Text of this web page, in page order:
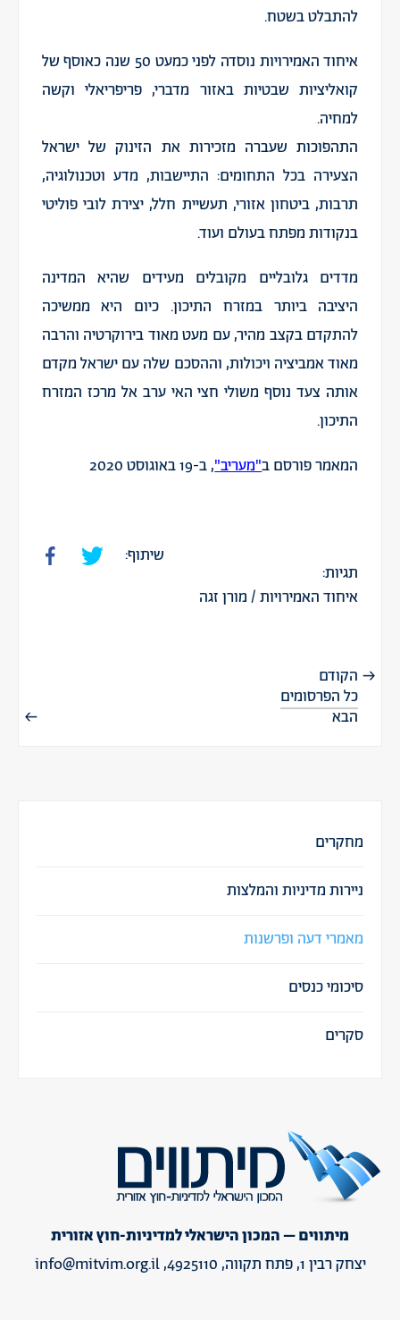
להתבלט בשטח.
איחוד האמירויות נוסדה לפני כמעט 50 שנה כאוסף של
קואליציות שבטיות באזור מדברי, פריפריאלי וקשה
למחיה.
התהפוכות שעברה מזכירות את הזינוק של ישראל
הצעירה בכל התחומים: התיישבות, מדע וטכנולוגיה,
תרבות, ביטחון אזורי, תעשיית חלל, יצירת לובי פוליטי
בנקודות מפתח בעולם ועוד.
מדדים גלובליים מקובלים מעידים שהיא המדינה
היציבה ביותר במזרח התיכון. כיום היא ממשיכה
להתקדם בקצב מהיר, עם מעט מאוד בירוקרטיה והרבה
מאוד אמביציה ויכולות, וההסכם שלה עם ישראל מקדם
אותה צעד נוסף משולי חצי האי ערב אל מרכז המזרח
התיכון.
המאמר פורסם ב"מעריב", ב-19 באוגוסט 2020
שיתוף:
תגיות:
איחוד האמירויות/ מורן זגה
הקודם
כל הפרסומים
הבא
מחקרים
ניירות מדיניות והמלצות
מאמרי דעה ופרשנות
סיכומי כנסים
סקרים
מיתווים – המכון הישראלי למדיניות-חוץ אזורית
יצחק רבין 1, פתח תקווה, 4925110,
info@mitvim.org.il